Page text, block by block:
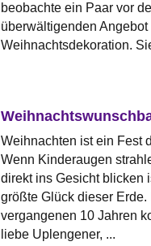
beobachte ein Paar vor
überwältigenden Angebot
Weihnachtsdekoration.
Weihnachten ist ein Fest
Wenn Kinderaugen
direkt ins Gesicht blicken
größte Glück dieser Erde.
vergangenen 10 Jahren
liebe Uplengener, ...